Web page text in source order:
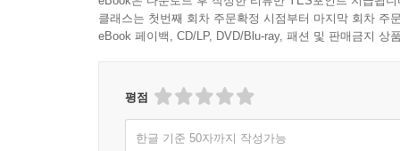
클래스는 첫번째 회차 주문확정 시점부터 마지막 회차 주
eBook 페이백, CD/LP, DVD/Blu-ray, 패션 및 판매금지 상
평점
한글 기준 50자까지 작성가능